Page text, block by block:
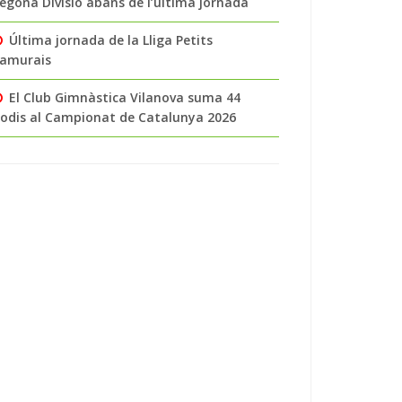
Última jornada de la Lliga Petits
El Club Gimnàstica Vilanova suma 44
al Campionat de Catalunya 2026